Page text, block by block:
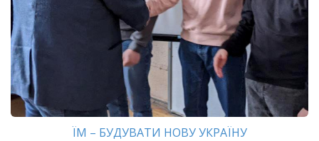
ЇМ – БУДУВАТИ НОВУ УКРАЇНУ